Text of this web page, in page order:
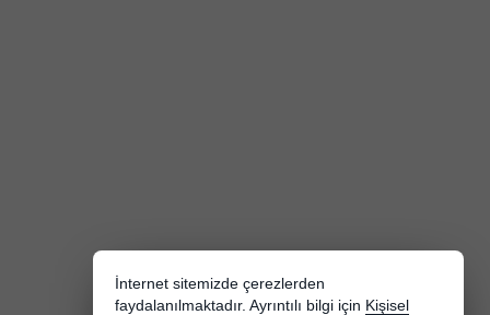
İnternet sitemizde çerezlerden
faydalanılmaktadır. Ayrıntılı bilgi için Kişisel